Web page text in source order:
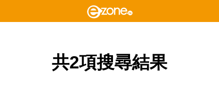
共2項搜尋結果